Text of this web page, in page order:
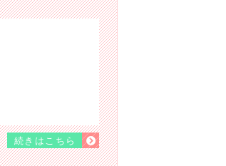
続きはこちら